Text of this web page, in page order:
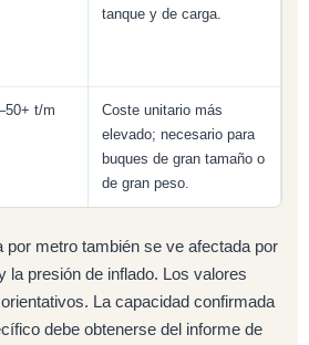
tanque y de carga.
t/m
Coste unitario más
elevado; necesario para
buques de gran tamaño o
de gran peso.
por metro también se ve afectada por
la presión de inflado. Los valores
La capacidad confirmada
debe obtenerse del informe de